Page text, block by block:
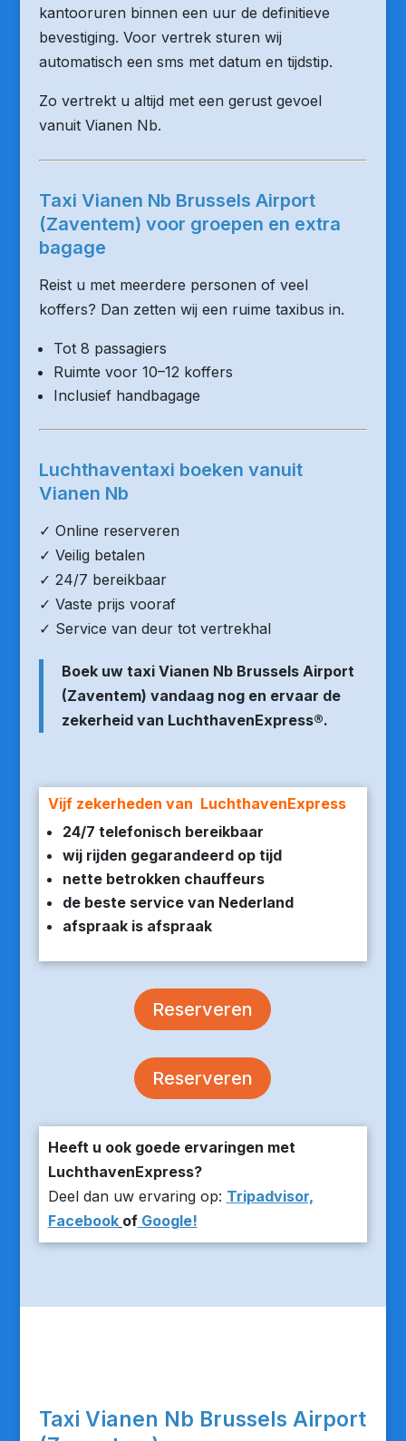
kantooruren binnen een uur de definitieve
bevestiging. Voor vertrek sturen wij
automatisch een sms met datum en tijdstip.
Zo vertrekt u altijd met een gerust gevoel
vanuit Vianen Nb.
Taxi Vianen Nb Brussels Airport
(Zaventem) voor groepen en extra
bagage
Reist u met meerdere personen of veel
koffers? Dan zetten wij een ruime taxibus in.
Tot 8 passagiers
Ruimte voor 10–12 koffers
Inclusief handbagage
Luchthaventaxi boeken vanuit
Vianen Nb
✓ Online reserveren
✓ Veilig betalen
✓ 24/7 bereikbaar
✓ Vaste prijs vooraf
✓ Service van deur tot vertrekhal
Boek uw taxi Vianen Nb Brussels Airport
(Zaventem) vandaag nog en ervaar de
zekerheid van LuchthavenExpress®.
Vijf zekerheden van LuchthavenExpress
24/7 telefonisch bereikbaar
wij rijden gegarandeerd op tijd
nette betrokken chauffeurs
de beste service van Nederland
afspraak is afspraak
Reserveren
Reserveren
Heeft u ook goede ervaringen met
LuchthavenExpress?
Deel dan uw ervaring op: Tripadvisor,
Facebook ofGoogle!
Taxi Vianen Nb Brussels Airport